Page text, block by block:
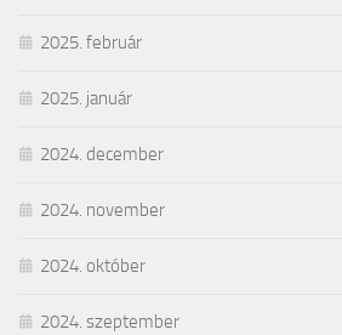
2025. február
2025. január
2024. december
2024. november
2024. október
2024. szeptember